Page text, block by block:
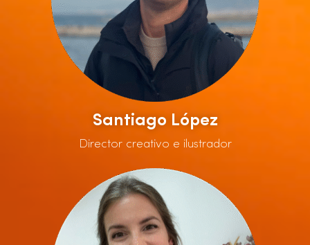
Santiago López
Director creativo e ilustrador